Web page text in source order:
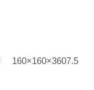
160×160×3607.5